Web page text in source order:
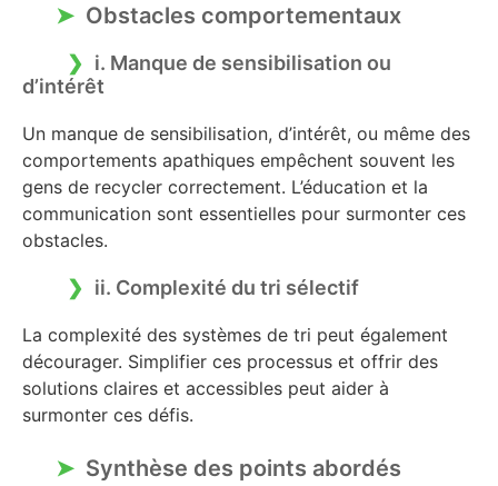
Obstacles comportementaux
i. Manque de sensibilisation ou
d’intérêt
Un manque de sensibilisation, d’intérêt, ou même des
comportements apathiques empêchent souvent les
gens de recycler correctement. L’éducation et la
communication sont essentielles pour surmonter ces
obstacles.
ii. Complexité du tri sélectif
La complexité des systèmes de tri peut également
décourager. Simplifier ces processus et offrir des
solutions claires et accessibles peut aider à
surmonter ces défis.
Synthèse des points abordés